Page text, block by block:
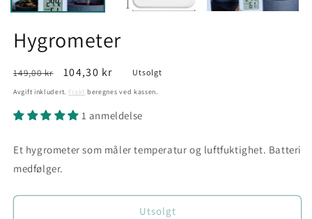
Hygrometer
Vanlig
pris
149,00 kr Salgspris
104,30 kr Utsolgt
Avgift inkludert. Frakt beregnes ved kassen.
1 anmeldelse
Et hygrometer som måler temperatur og luftfuktighet. Batteri
medfølger.
Utsolgt